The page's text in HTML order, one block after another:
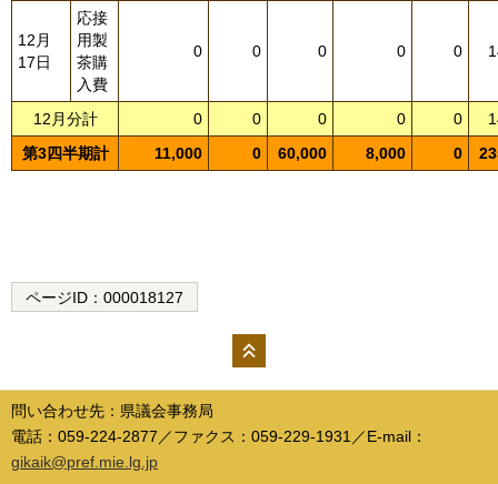
12月
17日
応接
用製
茶購
入費
0 0 0 0 0
12月分計 0 0 0 0 0
第3四半期計
11,000 0 60,000 8,000 0
ページID： 000018127
先頭
問い合わせ先：県議会事務局
電話：059-224-2877／ファクス：059-229-1931／E-mail：
gikaik@pref.mie.lg.jp